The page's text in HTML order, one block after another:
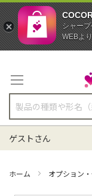
テ
ン
ツ
に
ス
キ
ッ
ゲストさん
ホーム オプション
シャー
WEBよ